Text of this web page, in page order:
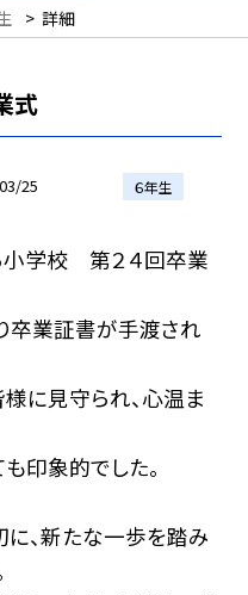
> 詳細
式
25 ６年生
学校 第２４回卒業
卒業証書が手渡され
に見守られ、心温ま
印象的でした。
、新たな一歩を踏み